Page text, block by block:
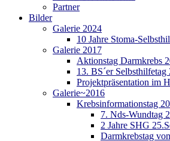
Partner
Bilder
Galerie 2024
10 Jahre Stoma-
Galerie 2017
Aktionstag Darmkrebs
13. BS´er Selbsthilfetag
Projektpräsentation im
Galerie~2016
Krebsinformationstag
7. Nds-Wundtag
2 Jahre SHG
Darmkrebstag